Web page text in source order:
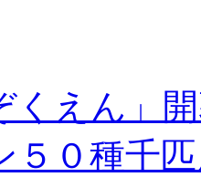
くえん」
５０種千